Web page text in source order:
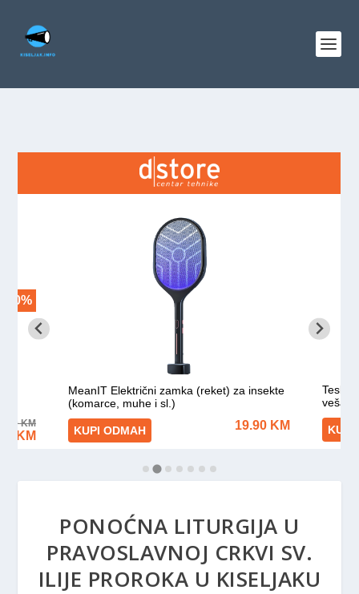
PONOĆNA LITURGIJA U
PRAVOSLAVNOJ CRKVI SV.
ILIJE PROROKA U KISELJAKU